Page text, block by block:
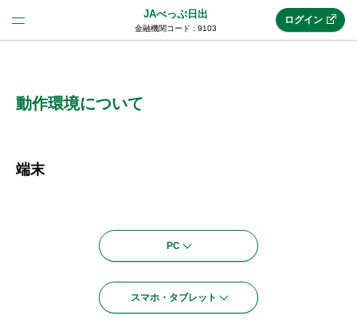
JAべっぷ日出
金融機関コード : 9103
(法人JAネットバンク)
ログイン
動作環境について
端末
PC
スマホ・タブレット